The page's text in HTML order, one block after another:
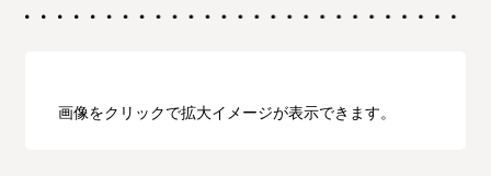
画像をクリックで拡大イメージが表示できます。